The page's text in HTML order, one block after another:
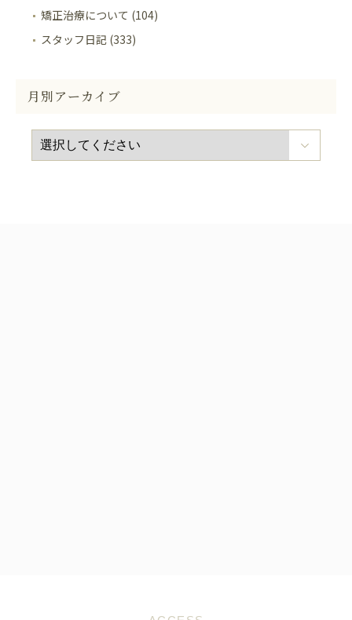
矯正治療について (104)
スタッフ日記 (333)
月別アーカイブ